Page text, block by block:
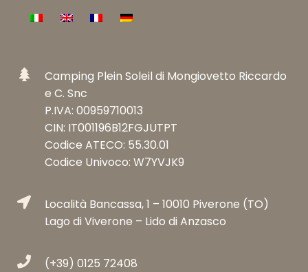
Camping Plein Soleil di Mongiovetto Riccardo
e C. Snc
P.IVA: 00959710013
CIN: IT001196B12FGJUTPT
Codice ATECO: 55.30.01
Codice Univoco: W7YVJK9
Località Bancassa, 1 – 10010 Piverone (TO)
Lago di Viverone – Lido di Anzasco
(+39) 0125 72408